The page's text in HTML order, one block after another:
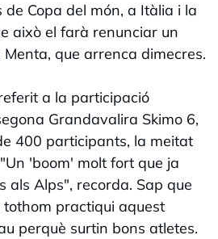
de Copa del món, a Itàlia i la
això el farà renunciar un
que arrenca dimecres.
a la participació
Grandavalira Skimo 6,
400 participants, la meitat
'boom' molt fort que ja
als Alps", recorda. Sap que
practiqui aquest
perquè surtin bons atletes.